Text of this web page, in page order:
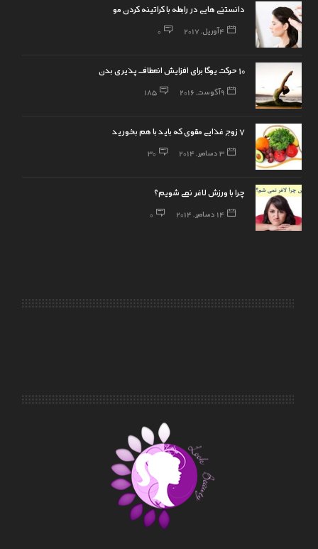
دانستنی هایی در رابطه با کراتینه کردن مو
4 آوریل, 2017 0
10 حرکت یوگا برای افزایش انعطاف پذیری بدن
9 آگوست, 2016 185
7 زوج غذایی مقوی که باید با هم بخورید
3 دسامبر, 2014 30
چرا با ورزش لاغر نمی شویم؟
14 دسامبر, 2014 0